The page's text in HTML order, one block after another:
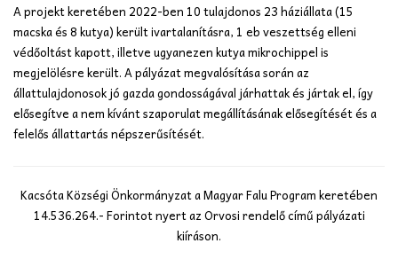
A projekt keretében 2022-ben 10 tulajdonos 23 háziállata (15
macska és 8 kutya) került ivartalanításra, 1 eb veszettség elleni
védőoltást kapott, illetve ugyanezen kutya mikrochippel is
megjelölésre került. A pályázat megvalósítása során az
állattulajdonosok jó gazda gondosságával járhattak és jártak el, így
elősegítve a nem kívánt szaporulat megállításának elősegítését és a
felelős állattartás népszerűsítését.
Kacsóta Községi Önkormányzat a Magyar Falu Program keretében
14.536.264.- Forintot nyert az Orvosi rendelő című pályázati
kiíráson.